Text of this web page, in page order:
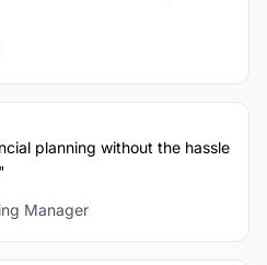
planning without the hassle
Manager